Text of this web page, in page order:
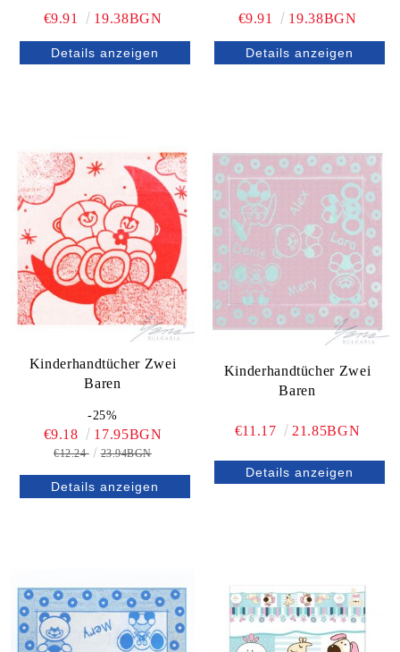
€9.91 19.38BGN
Details anzeigen
€9.91 19.38BGN
Details anzeigen
Kinderhandtücher Zwei
Baren
-25%
€9.18 17.95BGN
€12.24 23.94BGN
Details anzeigen
Kinderhandtücher Zwei
Baren
€11.17 21.85BGN
Details anzeigen